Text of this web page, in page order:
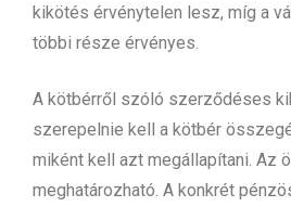
kikötés érvénytelen lesz, míg a
többi része érvényes.
A kötbérről szóló szerződéses
szerepelnie kell a kötbér
miként kell azt megállapítani. Az
meghatározható. A konkrét